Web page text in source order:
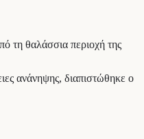
τη θαλάσσια περιοχή της
ανάνηψης, διαπιστώθηκε ο